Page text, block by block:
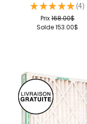
★ ★ ★ ★ ★ 4
4
Prix168.00$
Solde153.00$